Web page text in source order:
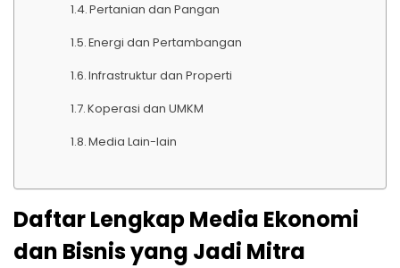
Pertanian dan Pangan
Energi dan Pertambangan
Infrastruktur dan Properti
Koperasi dan UMKM
Media Lain-lain
Daftar Lengkap Media Ekonomi
dan Bisnis yang Jadi Mitra